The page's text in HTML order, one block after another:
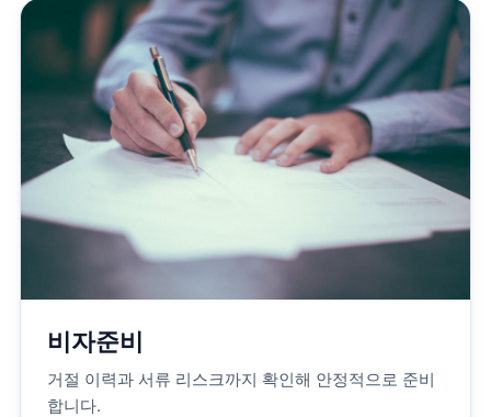
비자준비
거절 이력과 서류 리스크까지 확인해 안정적으로 준비
합니다.